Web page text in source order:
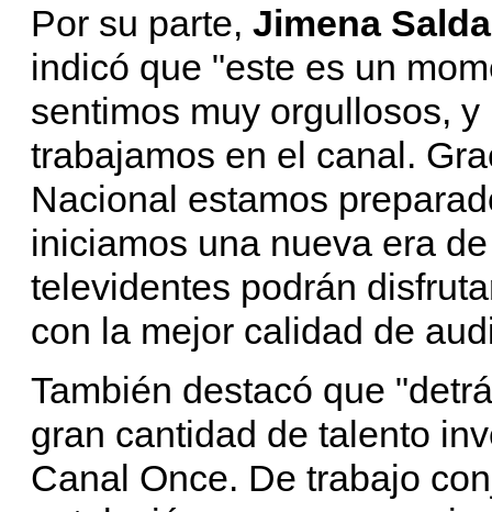
Por su parte, Jimena
indicó que "este es un
sentimos muy orgullosos,
trabajamos en el canal.
Nacional estamos
iniciamos una nueva era
televidentes podrán
con la mejor calidad de
También destacó que
gran cantidad de talento
Canal Once. De trabajo